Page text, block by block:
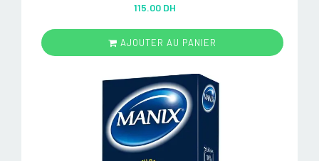
out of 5
115.00 DH
AJOUTER AU PANIER